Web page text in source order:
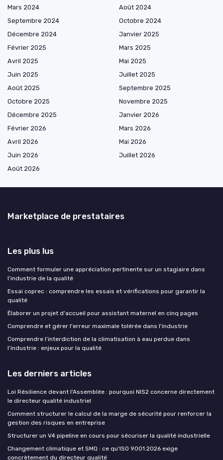
Mars 2024
Août 2024
Septembre 2024
Octobre 2024
Décembre 2024
Janvier 2025
Février 2025
Mars 2025
Avril 2025
Mai 2025
Juin 2025
Juillet 2025
Août 2025
Septembre 2025
Octobre 2025
Novembre 2025
Décembre 2025
Janvier 2026
Février 2026
Mars 2026
Avril 2026
Mai 2026
Juin 2026
Juillet 2026
Août 2026
Marketplace de prestataires
Les plus lus
Comment formuler une appréciation pertinente sur un stagiaire dans
l’industrie de la qualité
Essai coprec : comprendre les essais et vérifications pour garantir la
qualité
Élaborer un projet d'accueil pour assistant maternel en cinq pages
Comprendre et gérer l'erreur maximale tolérée dans l'industrie
Comprendre l’interdiction de la climatisation à eau perdue dans
l’industrie : enjeux pour la qualité
Les derniers articles
Loi Résilience devant l'Assemblée : pourquoi NIS2 concerne directement
le directeur qualité industriel
Comment structurer le calcul de la marge de sécurité pour renforcer la
gestion des risques en entreprise
Structurer un V4 pipeline en cours pour sécuriser la qualité industrielle
Changement climatique et SMQ : ce qu'ISO 9001:2026 exige
concrètement du directeur qualité